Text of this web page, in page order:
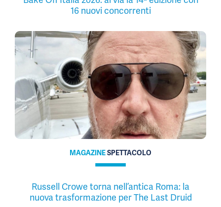
16 nuovi concorrenti
MAGAZINESPETTACOLO
Russell Crowe torna nell’antica Roma: la
nuova trasformazione per The Last Druid